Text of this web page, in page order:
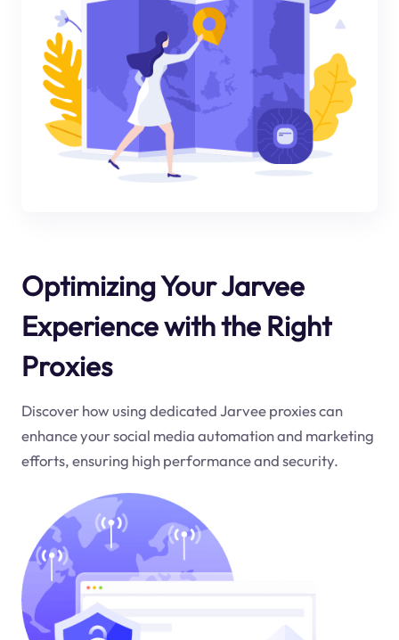
Optimizing Your Jarvee
Experience with the Right
Proxies
Discover how using dedicated Jarvee proxies can
enhance your social media automation and marketing
efforts, ensuring high performance and security.